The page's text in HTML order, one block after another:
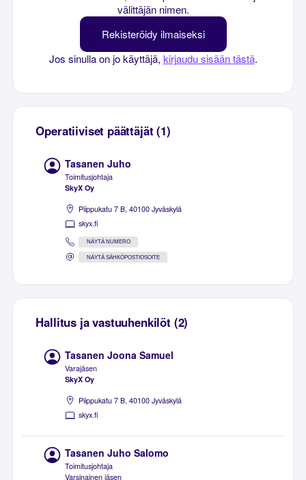
välittäjän nimen.
Rekisteröidy ilmaiseksi
Jos sinulla on jo käyttäjä, kirjaudu sisään tästä.
Operatiiviset päättäjät (1)
Tasanen Juho
Toimitusjohtaja
SkyX Oy
Piippukatu 7 B, 40100 Jyväskylä
skyx.fi
NÄYTÄ NUMERO
NÄYTÄ SÄHKÖPOSTIOSOITE
Hallitus ja vastuuhenkilöt (2)
Tasanen Joona Samuel
Varajäsen
SkyX Oy
Piippukatu 7 B, 40100 Jyväskylä
skyx.fi
Tasanen Juho Salomo
Toimitusjohtaja
Varsinainen jäsen